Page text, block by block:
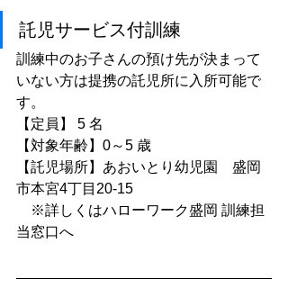
託児サービス付訓練
訓練中のお子さんの預け先が決まって
いない方は提携の託児所に入所可能で
す。
【定員】 5 名
【対象年齢】0～5 歳
【託児場所】あおいとり幼児園　盛岡
市本宮4丁目20-15
※詳しくはハローワーク盛岡 訓練担
当窓口へ